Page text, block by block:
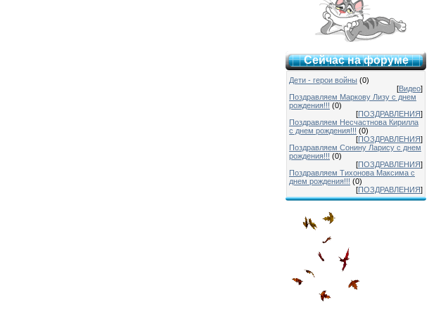
Сейчас на форуме
Дети - герои войны (0)
[Видео]
Поздравляем Маркову Лизу с днем
рождения!!! (0)
[ПОЗДРАВЛЕНИЯ]
Поздравляем Несчастнова Кирилла
с днем рождения!!! (0)
[ПОЗДРАВЛЕНИЯ]
Поздравляем Сонину Ларису с днем
рождения!!! (0)
[ПОЗДРАВЛЕНИЯ]
Поздравляем Тихонова Максима с
днем рождения!!! (0)
[ПОЗДРАВЛЕНИЯ]